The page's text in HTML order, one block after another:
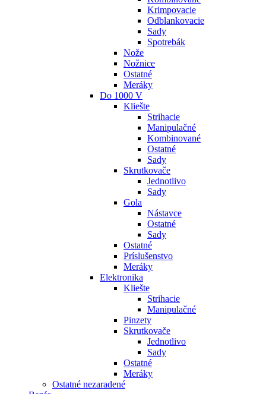
Krimpovacie
Odblankovacie
Sady
Spotrebák
Nože
Nožnice
Ostatné
Meráky
Do 1000 V
Kliešte
Strihacie
Manipulačné
Kombinované
Ostatné
Sady
Skrutkovače
Jednotlivo
Sady
Gola
Nástavce
Ostatné
Sady
Ostatné
Príslušenstvo
Meráky
Elektronika
Kliešte
Strihacie
Manipulačné
Pinzety
Skrutkovače
Jednotlivo
Sady
Ostatné
Meráky
Ostatné nezaradené